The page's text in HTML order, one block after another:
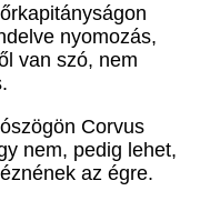
nyomozás,
van szó, nem
Corvus
nem, pedig lehet,
az égre.